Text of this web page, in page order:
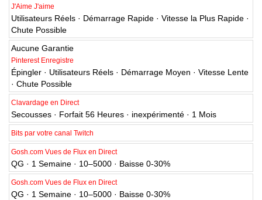
J'Aime J'aime
Utilisateurs Réels · Démarrage Rapide · Vitesse la Plus Rapide ·
Chute Possible
Aucune Garantie
Pinterest Enregistre
Épingler · Utilisateurs Réels · Démarrage Moyen · Vitesse Lente
· Chute Possible
Clavardage en Direct
Secousses · Forfait 56 Heures · inexpérimenté · 1 Mois
Bits par votre canal Twitch
Gosh.com Vues de Flux en Direct
QG · 1 Semaine · 10–5000 · Baisse 0-30%
Gosh.com Vues de Flux en Direct
QG · 1 Semaine · 10–5000 · Baisse 0-30%